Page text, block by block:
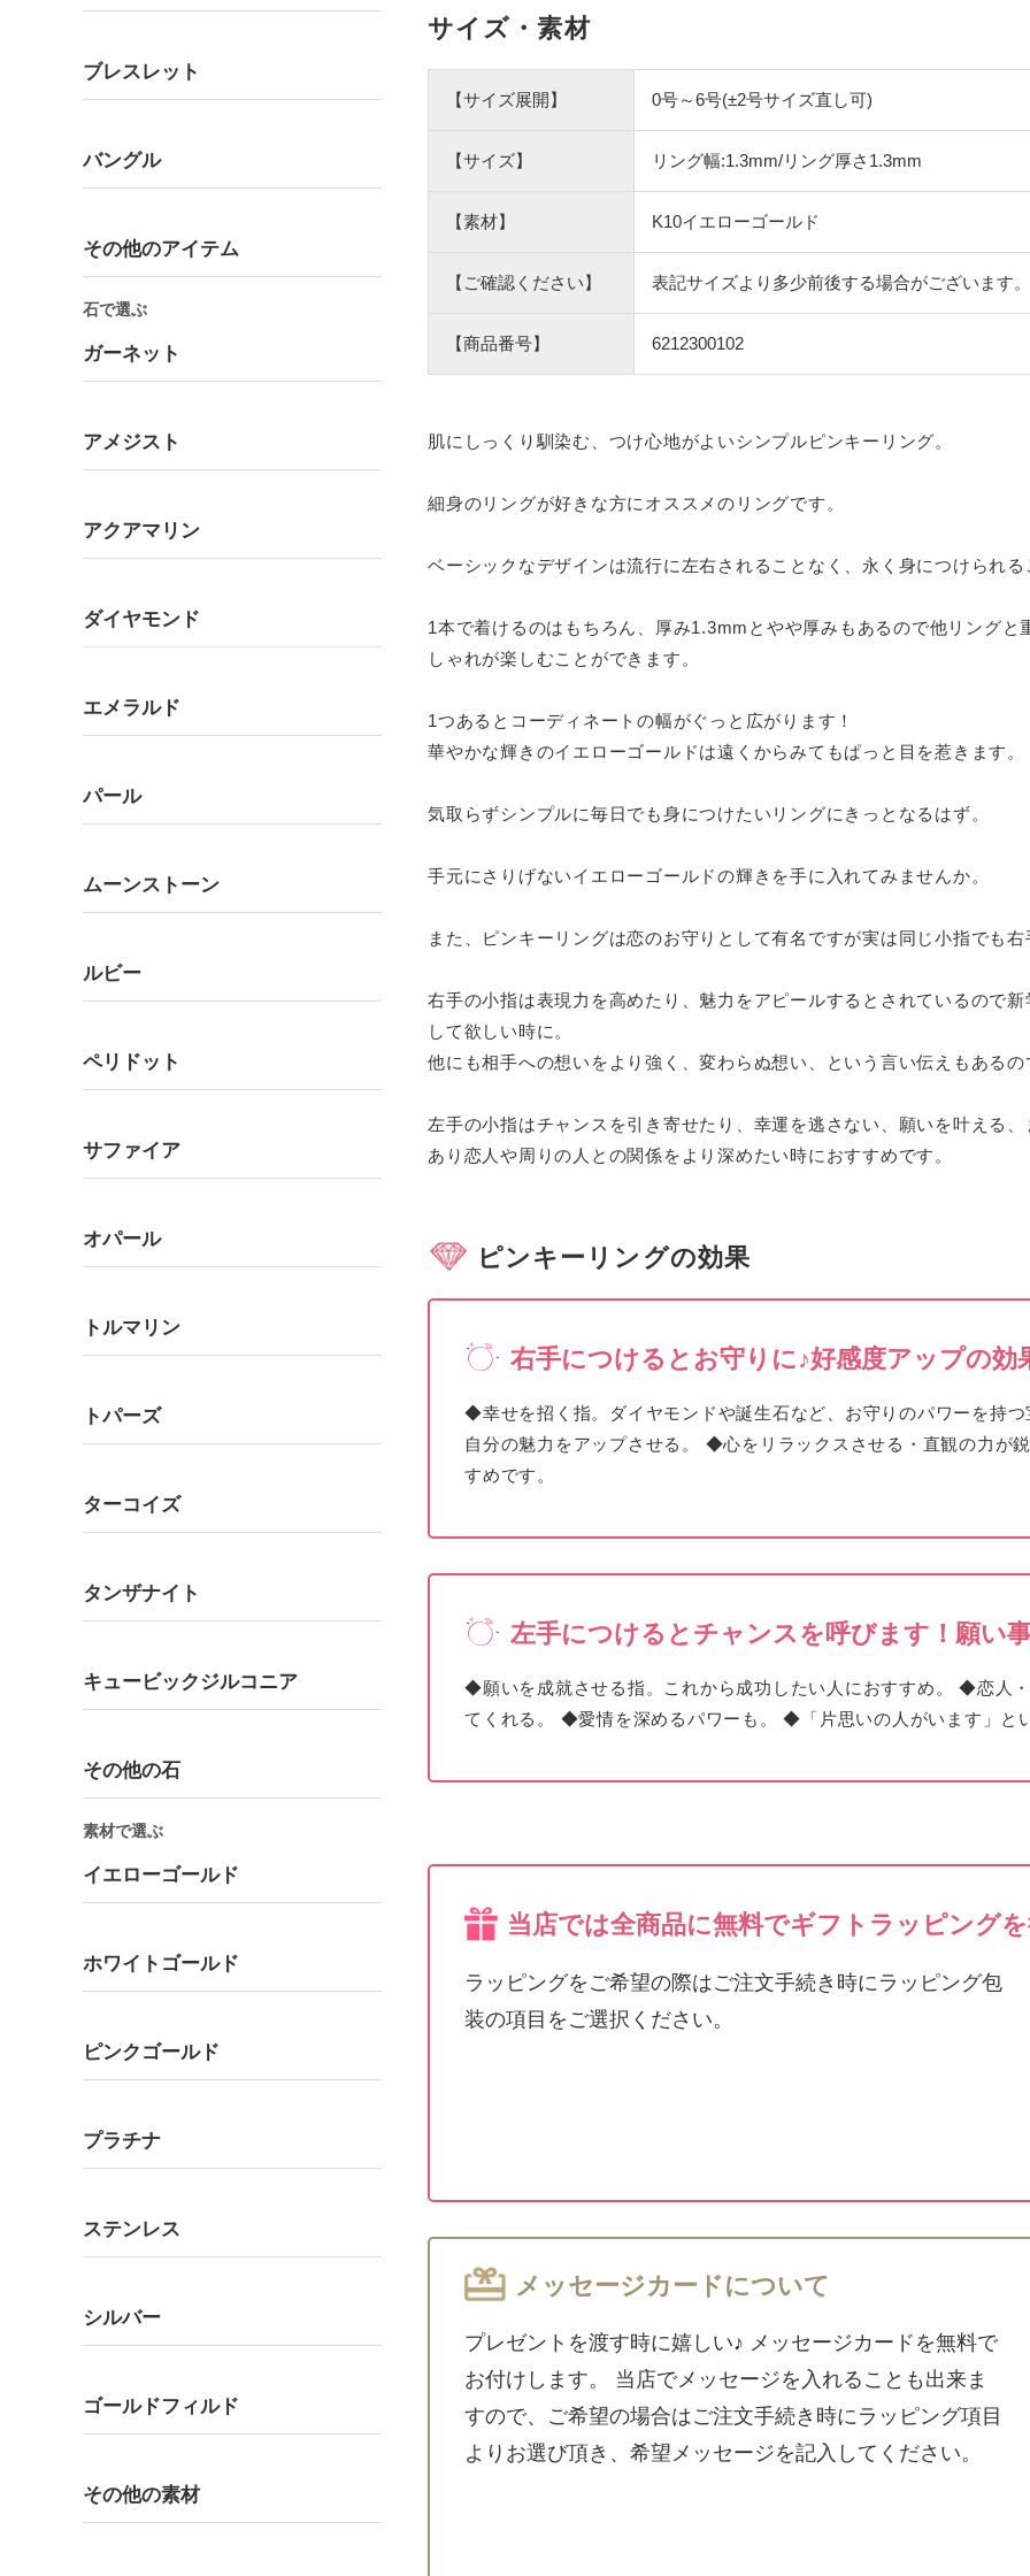
サイズ・素材
【サイズ展開】 0号～6号(±2号サイズ直し可)
【サイズ】 リング幅:1.3mm/リング厚さ1.3mm
【素材】 K10イエローゴールド
【ご確認ください】 表記サイズより多少前後する場合がございます。
【商品番号】 6212300102
肌にしっくり馴染む、つけ心地がよいシンプルピンキーリング。
細身のリングが好きな方にオススメのリングです。
ベーシックなデザインは流行に左右されることなく、永く身につけられ
1本で着けるのはもちろん、厚み1.3mmとやや厚みもあるので他リング
しゃれが楽しむことができます。
1つあるとコーディネートの幅がぐっと広がります！
華やかな輝きのイエローゴールドは遠くからみてもぱっと目を惹きます。
気取らずシンプルに毎日でも身につけたいリングにきっとなるはず。
手元にさりげないイエローゴールドの輝きを手に入れてみませんか。
また、ピンキーリングは恋のお守りとして有名ですが実は同じ小指でも
右手の小指は表現力を高めたり、魅力をアピールするとされているので
して欲しい時に。
他にも相手への想いをより強く、変わらぬ想い、という言い伝えもある
左手の小指はチャンスを引き寄せたり、幸運を逃さない、願いを叶える
あり恋人や周りの人との関係をより深めたい時におすすめです。
ピンキーリングの効果
右手につけるとお守りに♪好感度アップの効
◆幸せを招く 指。ダイヤモンドや誕生石など、お守りのパワーを持
自分の魅力をアップさせる。 ◆心を リラックス させる・ 直観の力が
すめです。
左手につけるとチャンスを呼びます！願い
◆願いを成就させる指。これから成功したい人におすすめ。 ◆恋人
てくれる。 ◆愛情を深めるパワーも。 ◆「片思いの人がいます」と
当店では全商品に無料でギフトラッピング
ラッピングをご希望の際はご注文手続き時にラッピング包
装の項目をご選択ください。
メッセージカードについて
プレゼントを渡す時に嬉しい♪ メッセージカードを無料で
お付けします。 当店でメッセージを入れることも出来ま
すので、ご希望の場合はご注文手続き時にラッピング項目
よりお選び頂き、希望メッセージを記入してください。
ブレスレット
バングル
その他のアイテム
石で選ぶ
ガーネット
アメジスト
アクアマリン
ダイヤモンド
エメラルド
パール
ムーンストーン
ルビー
ペリドット
サファイア
オパール
トルマリン
トパーズ
ターコイズ
タンザナイト
キュービックジルコニア
その他の石
素材で選ぶ
イエローゴールド
ホワイトゴールド
ピンクゴールド
プラチナ
ステンレス
シルバー
ゴールドフィルド
その他の素材